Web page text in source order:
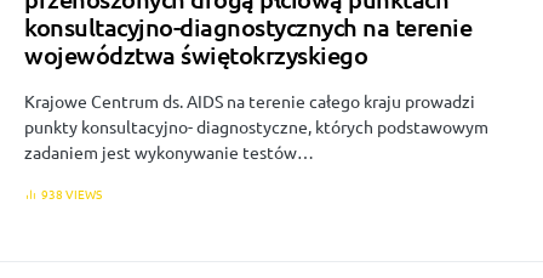
konsultacyjno-diagnostycznych na terenie
województwa świętokrzyskiego
Krajowe Centrum ds. AIDS na terenie całego kraju prowadzi
punkty konsultacyjno- diagnostyczne, których podstawowym
zadaniem jest wykonywanie testów…
938 VIEWS